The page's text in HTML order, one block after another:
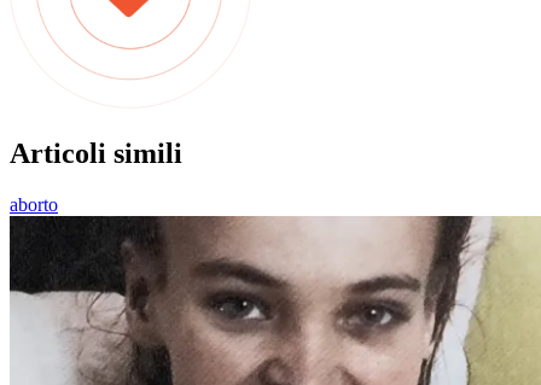
Articoli simili
aborto